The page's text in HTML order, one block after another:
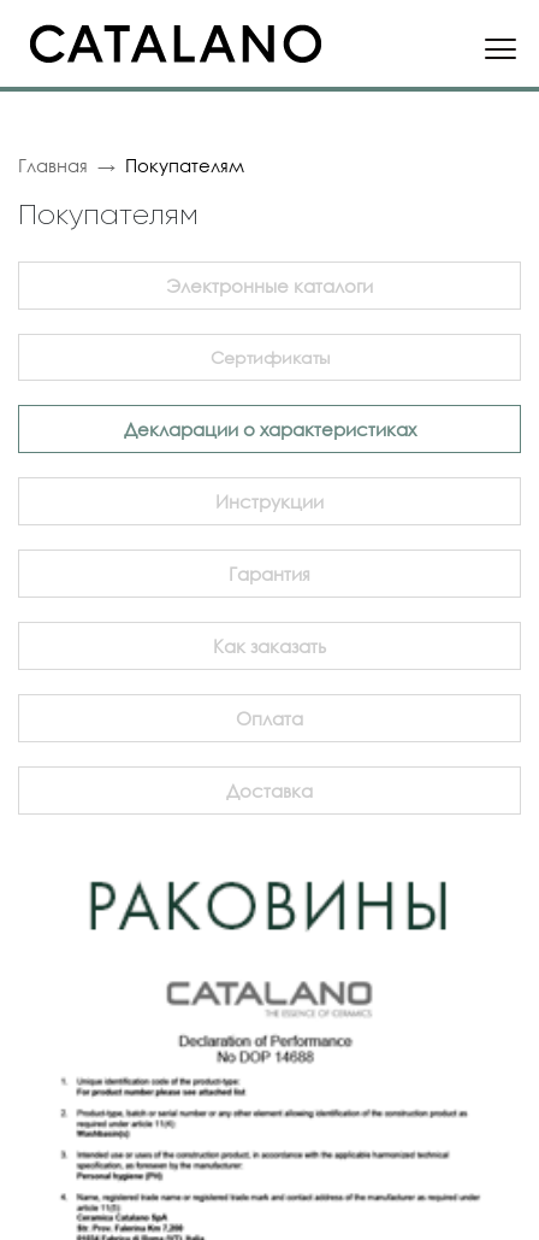
Главная Покупателям
Покупателям
Электронные каталоги
Сертификаты
Декларации о характеристиках
Инструкции
Гарантия
Как заказать
Оплата
Доставка